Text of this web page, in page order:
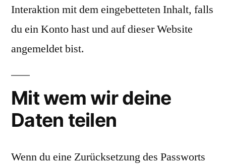
Interaktion mit dem eingebetteten Inhalt, falls
du ein Konto hast und auf dieser Website
angemeldet bist.
Mit wem wir deine
Daten teilen
Wenn du eine Zurücksetzung des Passworts